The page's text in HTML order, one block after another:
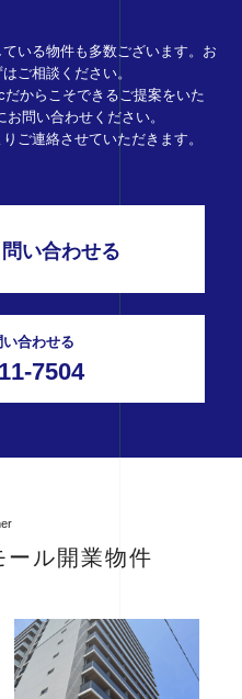
いる物件も多数ございます。お
ご相談ください。
からこそできるご提案をいた
問い合わせください。
ご連絡させていただきます。
い合わせる
合わせる
7504
ール開業物件